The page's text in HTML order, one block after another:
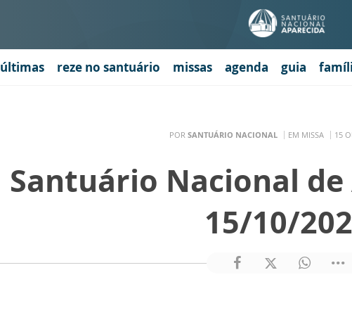
últimas reze no santuário missas agenda guia
POR SANTUÁRIO NACIONAL EM MISSA 15
Santuário Nacional
15/10/